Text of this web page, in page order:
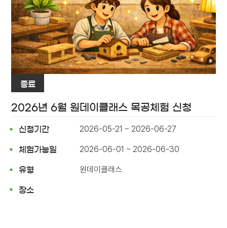
종료
2026년 6월 원데이클래스 목공체험 신청
신청기간 2026-05-21 ~ 2026-06-27
체험가능일 2026-06-01 ~ 2026-06-30
유형 원데이클래스
장소